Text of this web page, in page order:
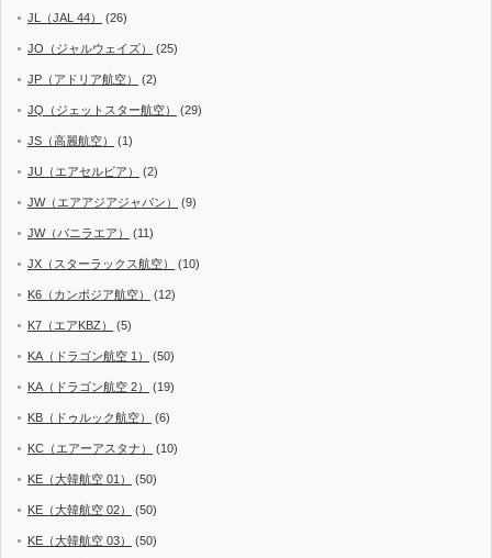
JL（JAL 44） (26)
JO（ジャルウェイズ） (25)
JP（アドリア航空） (2)
JQ（ジェットスター航空） (29)
JS（高麗航空） (1)
JU（エアセルビア） (2)
JW（エアアジアジャパン） (9)
JW（バニラエア） (11)
JX（スターラックス航空） (10)
K6（カンボジア航空） (12)
K7（エアKBZ） (5)
KA（ドラゴン航空 1） (50)
KA（ドラゴン航空 2） (19)
KB（ドゥルック航空） (6)
KC（エアーアスタナ） (10)
KE（大韓航空 01） (50)
KE（大韓航空 02） (50)
KE（大韓航空 03） (50)